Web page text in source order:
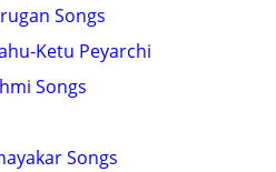
Songs
Ketu Peyarchi
Songs
Songs